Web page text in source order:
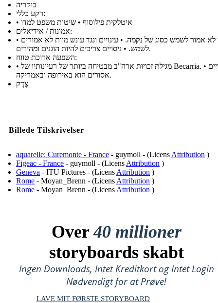
בוקריה
רקע כללי:
• איטלקית פילוסוף • שיטות משפט למדו
אמונות / אידיאלים:
• חוקי לא אמור לשמש כסוג של נקמה. • עינויים ונגד עונש מוות לא אמורים
לשמש. • ניסויים צריכים להיות הוגנים ומהירים.
השפעה ארוכת טווח:
• מגילת זכויות ארה"ב מבטיחה ביותר של רעיונותיו של Becarria. • העינויים
אסורים הוא באירופה ובאמריקה.
צֶדֶק
Billede Tilskrivelser
aquarelle: Curemonte - France - guymoll - (Licens Attribution )
Figeac - France - guymoll - (Licens Attribution )
Geneva - ITU Pictures - (Licens Attribution )
Rome - Moyan_Brenn - (Licens Attribution )
Rome - Moyan_Brenn - (Licens Attribution )
Over40 millioner
storyboards skabt
Ingen Downloads, Intet Kreditkort og Intet Login
Nødvendigt for at Prøve!
LAVE MIT FØRSTE STORYBOARD